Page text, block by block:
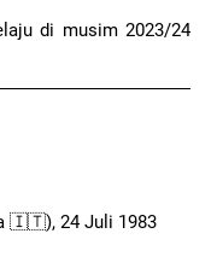
di musim 2023/24
🇮🇹), 24 Juli 1983